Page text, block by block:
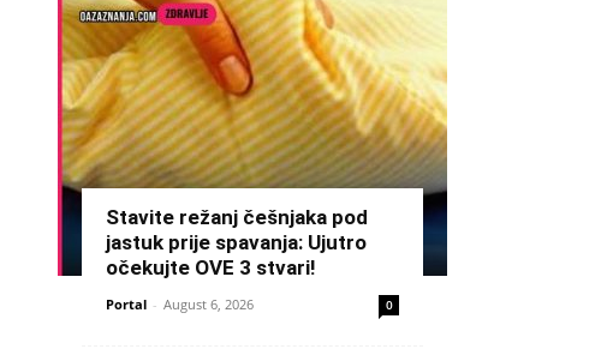
Stavite režanj češnjaka pod
jastuk prije spavanja: Ujutro
očekujte OVE 3 stvari!
Portal - August 6, 2026 0